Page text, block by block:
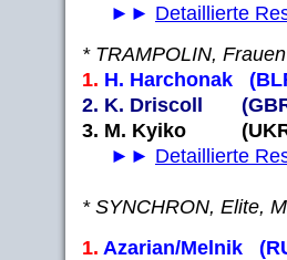
►► Detaillierte
* TRAMPOLIN, Frauen
1. H. Harchonak
2. K. Driscoll
3. M. Kyiko (UKR)
►► Detaillierte
* SYNCHRON, Elite,
1. Azarian/Melnik